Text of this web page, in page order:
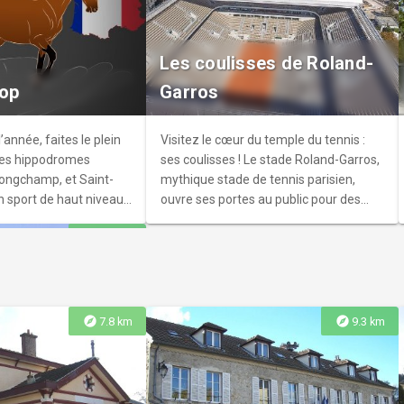
avec
Montmartre, Orsay et
Plongez au cœur
Un parcours
faites le plein
hippodromes
et Saint-
sport de haut niveau
Les coulisses de Roland-
Garros
Visitez le cœur du temple du tennis :
ses coulisses ! Le stade Roland-Garros,
mythique stade de tennis parisien,
ouvre ses portes au public pour des
Maison de la
explore 7.8 km explore 9.3 km